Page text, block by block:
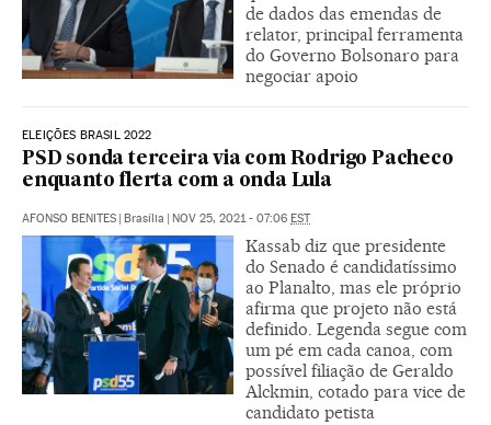
de dados das emendas de
relator, principal ferramenta
do Governo Bolsonaro para
negociar apoio
ELEIÇÕES BRASIL 2022
PSD sonda terceira via com Rodrigo Pacheco
enquanto flerta com a onda Lula
AFONSO BENITES Brasília NOV 25, 2021 - 07:06 EST
Kassab diz que presidente
do Senado é candidatíssimo
ao Planalto, mas ele próprio
afirma que projeto não está
definido. Legenda segue com
um pé em cada canoa, com
possível filiação de Geraldo
Alckmin, cotado para vice de
candidato petista